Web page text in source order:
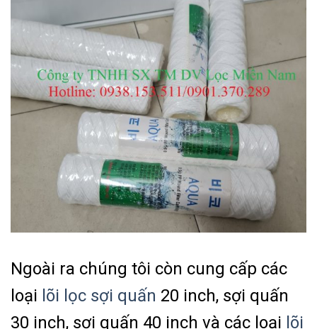
Ngoài ra chúng tôi còn cung cấp các
loại lõi lọc sợi quấn 20 inch, sợi quấn
30 inch, sợi quấn 40 inch và các loại lõi